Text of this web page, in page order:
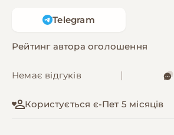
Telegram
Рейтинг автора оголошення
Немає відгуків
Користується є-Пет 5 місяців